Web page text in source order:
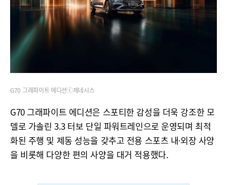
G70 그래파이트 에디션ⓒ제네시스
G70 그래파이트 에디션은 스포티한 감성을 더욱 강조한 모
델로 가솔린 3.3 터보 단일 파워트레인으로 운영되며 최적
화된 주행 및 제동 성능을 갖추고 전용 스포츠 내∙외장 사양
을 비롯해 다양한 편의 사양을 대거 적용했다.